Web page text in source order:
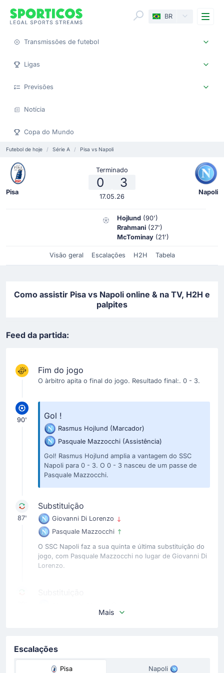
BR
Transmissões de futebol
Ligas
Previsões
Notícia
Copa do Mundo
Futebol de hoje Série A Pisa vs Napoli
Pisa
Terminado
0 3
17.05.26
Napoli
Hojlund (90')
Rrahmani (27')
McTominay (21')
Visão geral Escalações H2H Tabela
Como assistir Pisa vs Napoli online & na TV, H2H e
palpites
Feed da partida:
Fim do jogo
O àrbitro apita o final do jogo. Resultado final:. 0 - 3.
90' Gol !
Rasmus Hojlund (Marcador)
Pasquale Mazzocchi (Assistência)
Gol! Rasmus Hojlund amplia a vantagem do SSC
Napoli para 0 - 3. O 0 - 3 nasceu de um passe de
Pasquale Mazzocchi.
87'
Substituição
Giovanni Di Lorenzo
Pasquale Mazzocchi
O SSC Napoli faz a sua quinta e última substituição do
jogo, com Pasquale Mazzocchi no lugar de Giovanni Di
Lorenzo.
Substituição
Mais
Escalações
Pisa Napoli